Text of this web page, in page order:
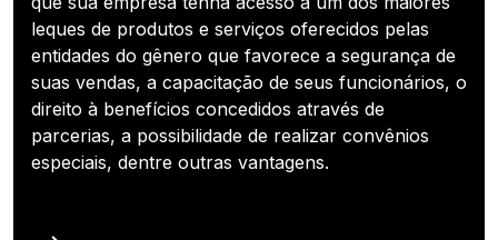
leques de produtos e serviços oferecidos pelas
entidades do gênero que favorece a segurança de
suas vendas, a capacitação de seus funcionários, o
direito à benefícios concedidos através de
parcerias, a possibilidade de realizar convênios
especiais, dentre outras vantagens.